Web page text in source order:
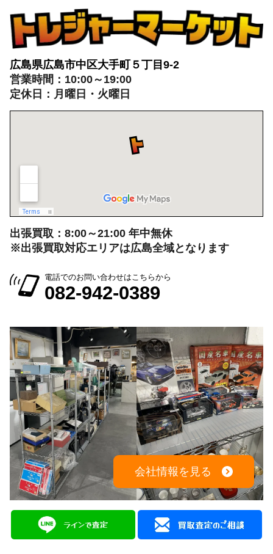
広島県広島市中区大手町５丁目9-2
営業時間：10:00～19:00
定休日：月曜日・火曜日
出張買取：8:00～21:00 年中無休
※出張買取対応エリアは広島全域となります
電話でのお問い合わせはこちらから
082-942-0389
会社情報を見る